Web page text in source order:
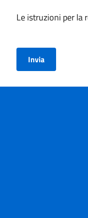
Le istruzioni per la